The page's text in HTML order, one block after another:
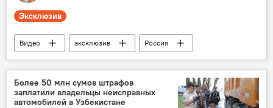
Эксклюзив
Видео эксклюзив
Россия
регион
Узбекистан
сотрудничество
"Иннопром"
ИННОПРОМ. Центральная Азия - 2024
Более 50 млн сумов штрафов
заплатили владельцы неисправных
автомобилей в Узбекистане